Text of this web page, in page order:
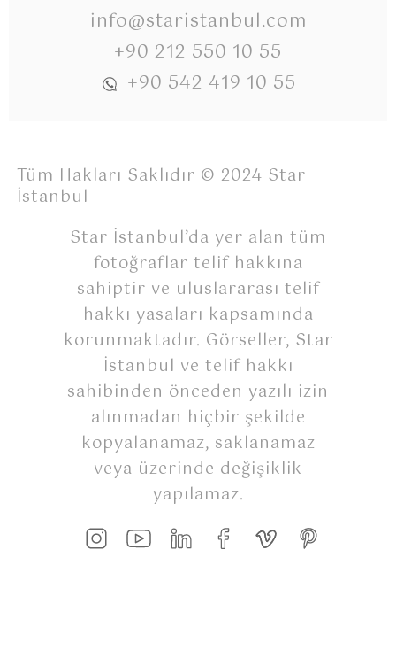
info@staristanbul.com
+90 212 550 10 55
+90 542 419 10 55
Tüm Hakları Saklıdır © 2024 Star
İstanbul
Star İstanbul’da yer alan tüm
fotoğraflar telif hakkına
sahiptir ve uluslararası telif
hakkı yasaları kapsamında
korunmaktadır. Görseller, Star
İstanbul ve telif hakkı
sahibinden önceden yazılı izin
alınmadan hiçbir şekilde
kopyalanamaz, saklanamaz
veya üzerinde değişiklik
yapılamaz.